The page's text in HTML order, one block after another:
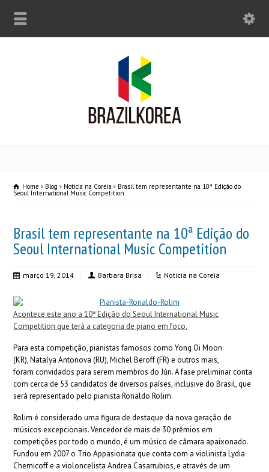
Home Blog Noticia na Coreia Brasil tem representante na 10ª Edição do
Seoul International Music Competition
Brasil tem representante na 10ª Edição do
Seoul International Music Competition
março 19, 2014 Barbara Brisa Noticia na Coreia
Acontece este ano a 10ª Edição do Seoul International Music
Competition que terá a categoria de piano em foco.
Para esta competição, pianistas famosos como Yong Oi Moon
(KR), Natalya Antonova (RU), Michel Beroff (FR) e outros mais,
foram convidados para serem membros do Júri. A fase preliminar conta
com cerca de 53 candidatos de diversos países, inclusive do Brasil, que
será representado pelo pianista Ronaldo Rolim.
Rolim é considerado uma figura de destaque da nova geração de
músicos excepcionais. Vencedor de mais de 30 prêmios em
competições por todo o mundo, é um músico de câmara apaixonado.
Fundou em 2007 o Trio Appasionata que conta com a violinista Lydia
Chernicoff e a violoncelista Andrea Casarrubios, e através de um